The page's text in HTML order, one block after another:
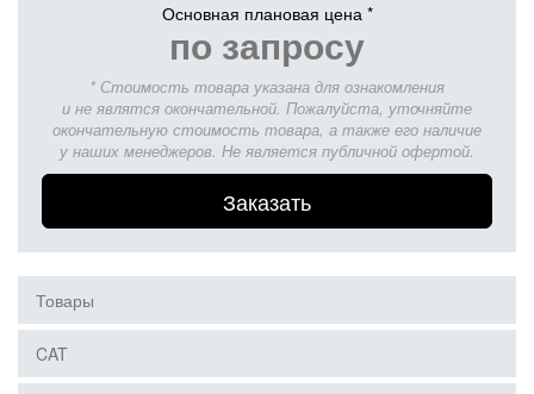
Основная плановая цена *
по запросу
* Стоимость товара указана для ознакомления
и не являтся окончательной. Пожалуйста, уточняйте
окончательную стоимость товара, а также его наличие
у наших менеджеров. Не является публичной офертой.
Заказать
Товары
CAT